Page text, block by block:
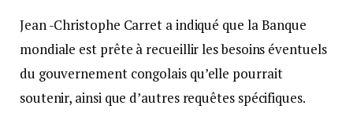
Jean -Christophe Carret a indiqué que la Banque
mondiale est prête à recueillir les besoins éventuels
du gouvernement congolais qu’elle pourrait
soutenir, ainsi que d’autres requêtes spécifiques.